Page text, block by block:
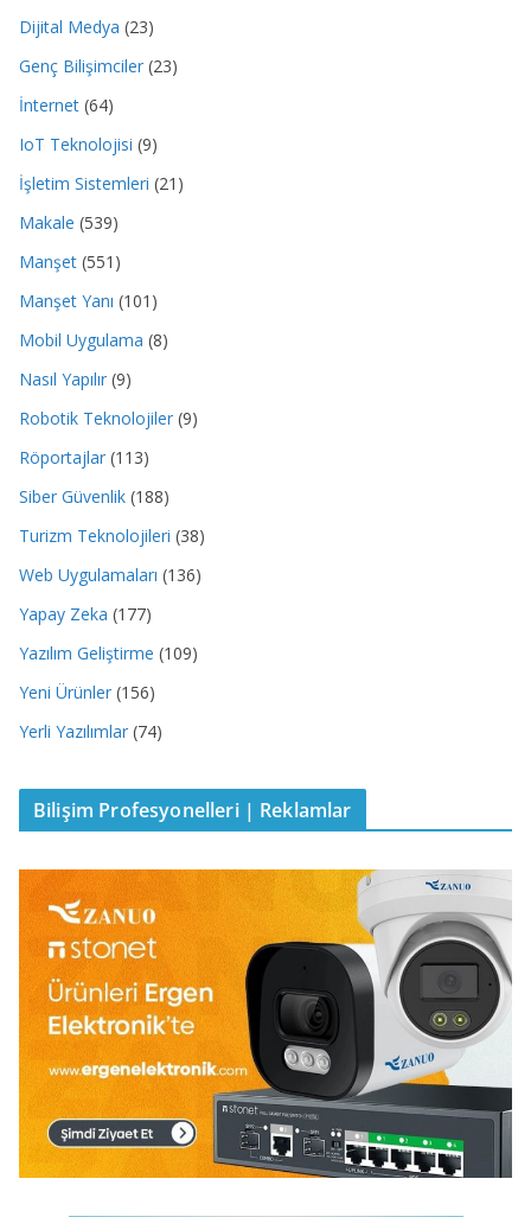
Dijital Medya (23)
Genç Bilişimciler (23)
İnternet (64)
IoT Teknolojisi (9)
İşletim Sistemleri (21)
Makale (539)
Manşet (551)
Manşet Yanı (101)
Mobil Uygulama (8)
Nasıl Yapılır (9)
Robotik Teknolojiler (9)
Röportajlar (113)
Siber Güvenlik (188)
Turizm Teknolojileri (38)
Web Uygulamaları (136)
Yapay Zeka (177)
Yazılım Geliştirme (109)
Yeni Ürünler (156)
Yerli Yazılımlar (74)
Bilişim Profesyonelleri | Reklamlar